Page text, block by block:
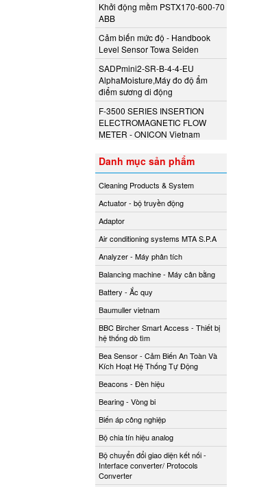
Khởi động mềm PSTX170-600-70
ABB
Cảm biến mức độ - Handbook
Level Sensor Towa Seiden
SADPmini2-SR-B-4-4-EU
AlphaMoisture,Máy đo độ ẩm
điểm sương di động
F-3500 SERIES INSERTION
ELECTROMAGNETIC FLOW
METER - ONICON Vietnam
Danh mục sản phẩm
Cleaning Products & System
Actuator - bộ truyền động
Adaptor
Air conditioning systems MTA S.P.A
Analyzer - Máy phân tích
Balancing machine - Máy cân bằng
Battery - Ắc quy
Baumuller vietnam
BBC Bircher Smart Access - Thiết bị
hệ thống dò tìm
Bea Sensor - Cảm Biến An Toàn Và
Kích Hoạt Hệ Thống Tự Động
Beacons - Đèn hiệu
Bearing - Vòng bi
Biến áp công nghiệp
Bộ chia tín hiệu analog
Bộ chuyển đổi giao diện kết nối -
Interface converter/ Protocols
Converter